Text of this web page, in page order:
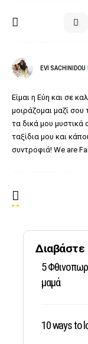
EVI SACHINIDOU
Είμαι η Εύη και σε
μοιράζομαι μαζί σου
τα δικά μου μυστικά
ταξίδια μου και
συντροφιά! We are
Διαβάστε
5
μαμά
10 ways to